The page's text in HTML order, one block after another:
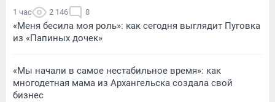
1 час 2 146 8
«Меня бесила моя роль»: как сегодня выглядит Пуговка
из «Папиных дочек»
«Мы начали в самое нестабильное время»: как
многодетная мама из Архангельска создала свой
бизнес